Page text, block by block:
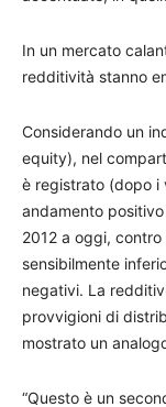
In un mercato
redditività stanno
Considerando un
equity), nel
è registrato (dopo i
andamento
2012 a oggi, contro
sensibilmente
negativi. La
provvigioni di
mostrato un
“Questo è un